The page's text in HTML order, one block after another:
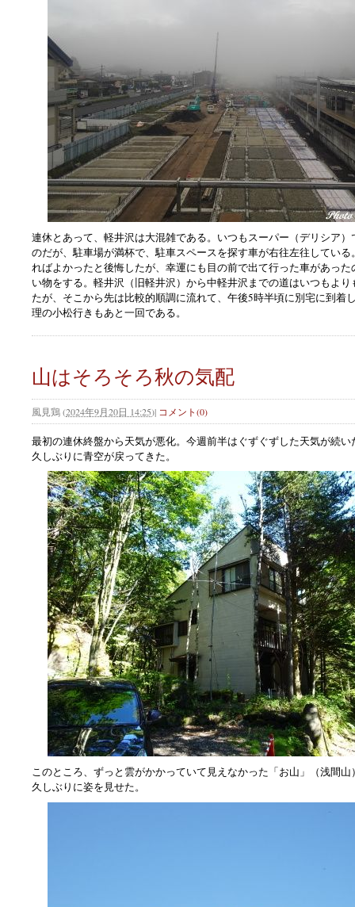
連休とあって、軽井沢は大混雑である。いつもスーパー（デリシア
のだが、駐車場が満杯で、駐車スペースを探す車が右往左往してい
ればよかったと後悔したが、幸運にも目の前で出て行った車があっ
い物をする。軽井沢（旧軽井沢）から中軽井沢までの道はいつもよ
たが、そこから先は比較的順調に流れて、午後5時半頃に別宅に到着
理の小松行きもあと一回である。
山はそろそろ秋の気配
風見鶏(2024年9月20日 14:25)| コメント(0)
最初の連休終盤から天気が悪化。今週前半はぐずぐずした天気が続
久しぶりに青空が戻ってきた。
このところ、ずっと雲がかかっていて見えなかった「お山」（浅間
久しぶりに姿を見せた。